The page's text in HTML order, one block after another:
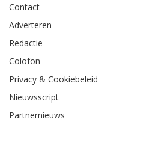
Contact
Adverteren
Redactie
Colofon
Privacy & Cookiebeleid
Nieuwsscript
Partnernieuws